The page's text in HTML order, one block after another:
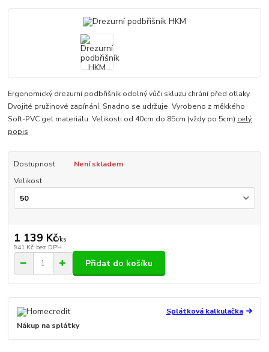
Ergonomický drezurní podbřišník odolný vůči skluzu chrání před otlaky.
Dvojité pružinové zapínání. Snadno se udržuje. Vyrobeno z měkkého
Soft-PVC gel materiálu. Velikosti od 40cm do 85cm (vždy po 5cm) celý
popis
Dostupnost
Není skladem
Velikost
1 139 Kč/ks
941 Kč bez DPH
Přidat do košíku
Splátková kalkulačka
Nákup na splátky